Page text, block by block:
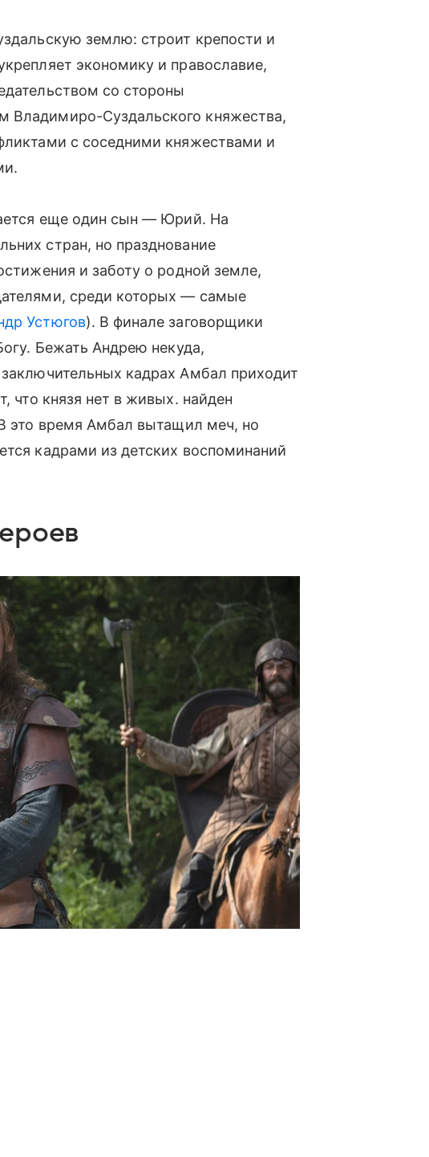
землю: строит крепости и
экономику и православие,
со стороны
Владимиро-Суздальского княжества,
с соседними княжествами и
еще один сын — Юрий. На
стран, но празднование
и заботу о родной земле,
среди которых — самые
Устюгов). В финале заговорщики
Бежать Андрею некуда,
кадрах Амбал приходит
что князя нет в живых. найден
это время Амбал вытащил меч, но
кадрами из детских воспоминаний